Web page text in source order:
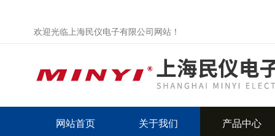
欢迎光临上海民仪电子有限公司网站！
网站首页 关于我们 产品中心